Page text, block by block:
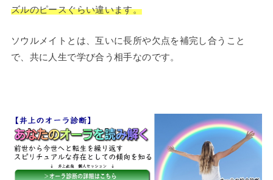
ズルのピースぐらい違います。
ソウルメイトとは、互いに長所や欠点を補完し合うこと
で、共に人生で学び合う相手なのです。